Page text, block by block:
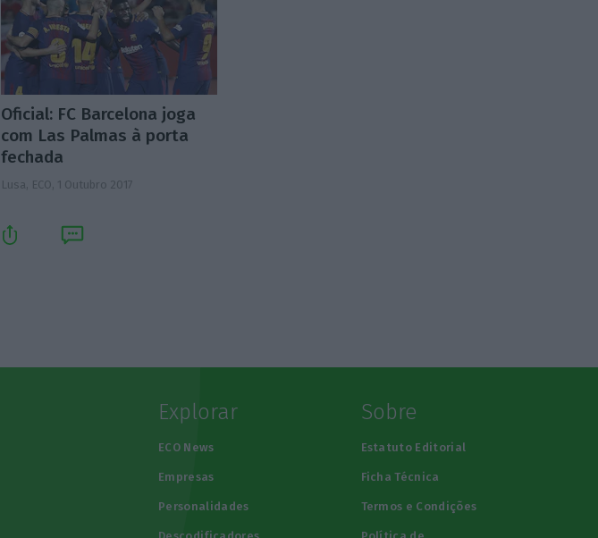
Oficial: FC Barcelona joga
com Las Palmas à porta
fechada
Lusa, ECO, 1 Outubro 2017
Explorar
ECO News
Empresas
Personalidades
Sobre
Estatuto Editorial
Ficha Técnica
Termos e Condições